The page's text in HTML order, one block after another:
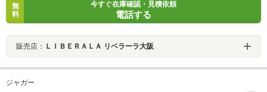
無
料
今すぐ在庫確認・見積依頼
電話する
販売店： ＬＩＢＥＲＡＬＡ リベラーラ大阪
ジャガー